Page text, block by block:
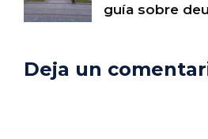
guía sobre
Deja un